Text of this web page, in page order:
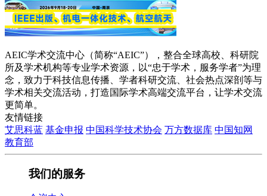
AEIC学术交流中心（简称“AEIC”），整合全球高校、科研院
所及学术机构等专业学术资源，以“忠于学术，服务学者”为理
念，致力于科技信息传播、学者科研交流、社会热点深剖等与
学术相关交流活动，打造国际学术高端交流平台，让学术交流
更简单。
友情链接
艾思科蓝 基金申报 中国科学技术协会 万方数据库 中国知网
教育部
我们的服务